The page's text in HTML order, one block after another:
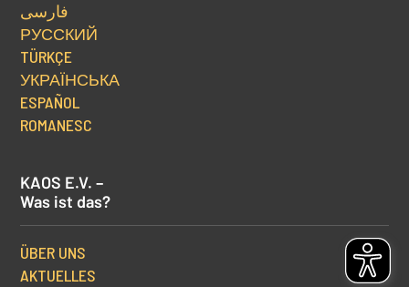
فارسی
РУССКИЙ
TÜRKÇE
УКРАЇНСЬКА
ESPAÑOL
ROMANESC
KAOS E.V. –
Was ist das?
ÜBER UNS
AKTUELLES